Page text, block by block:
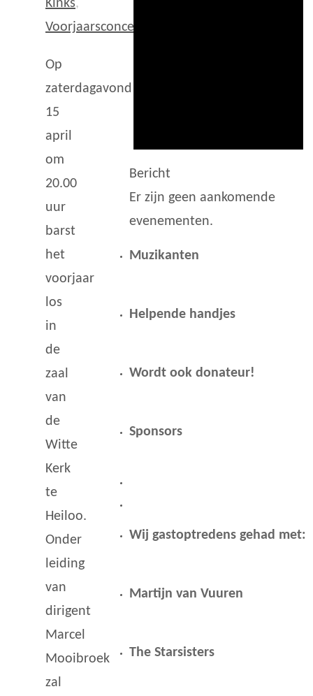
Kinks,
Voorjaarsconcert
Op
zaterdagavond
15
april
om
20.00
uur
barst
het
voorjaar
los
in
de
zaal
van
de
Witte
Kerk
te
Heiloo.
Onder
leiding
van
dirigent
Marcel
Mooibroek
zal
Bericht
Er zijn geen aankomende
evenementen.
Muzikanten
Helpende handjes
Wordt ook donateur!
Sponsors
Wij gastoptredens gehad met:
Martijn van Vuuren
The Starsisters